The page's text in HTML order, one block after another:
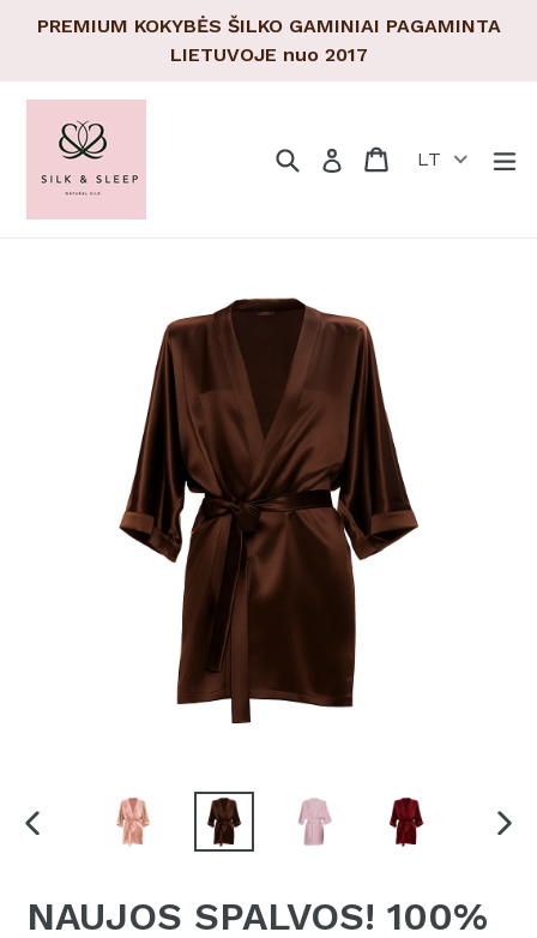
PREMIUM KOKYBĖS ŠILKO GAMINIAI PAGAMINTA
LIETUVOJE nuo 2017
PaieškaPrisijungti
Pirkinių
Pirkinių
LT
TRANSLATION
LT.SECTIONS.SLIDESHOW.PREVIOUS_SLIDE
NAUJOS SPALVOS! 100%